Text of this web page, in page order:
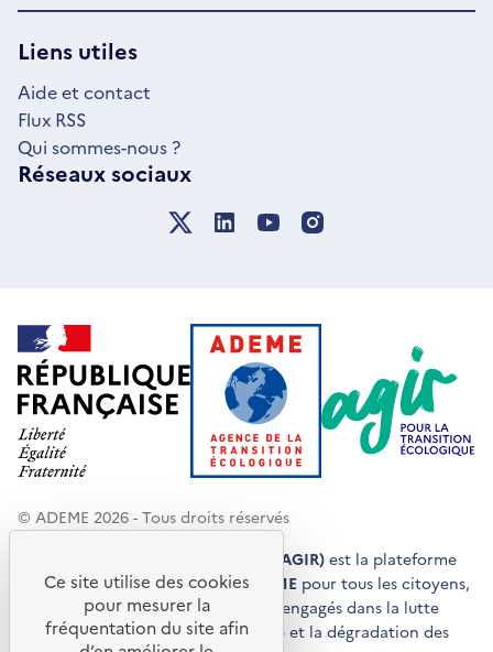
UNE
Liens utiles
Aide et contact
Flux RSS
Qui sommes-nous ?
Réseaux sociaux
© ADEME 2026 - Tous droits réservés
Agir pour la transition écologique (AGIR) est la plateforme
de conseils et de services de l'ADEME pour tous les citoyens,
acteurs économiques et territoires engagés dans la lutte
contre le réchauffement climatique et la dégradation des
Ce site utilise des cookies
pour mesurer la
fréquentation du site afin